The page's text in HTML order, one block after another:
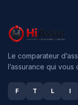
Le comparateur
l’assurance qui
F T L I